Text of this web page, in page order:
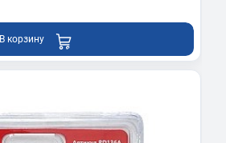
В корзину